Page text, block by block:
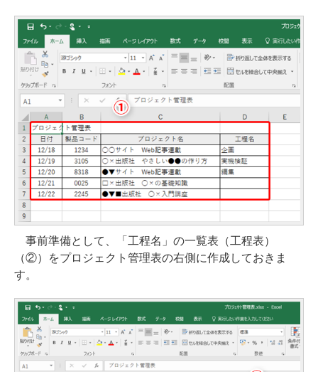
事前準備として、「工程名」の一覧表（工程表）
（②）をプロジェクト管理表の右側に作成しておきま
す。